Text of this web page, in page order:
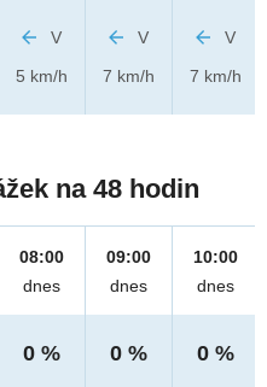
V
5 km/h
V
7 km/h
V
7 km/h
na 48 hodin
08:00
dnes
0 %
09:00
dnes
0 %
10:00
dnes
0 %